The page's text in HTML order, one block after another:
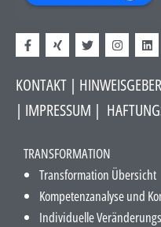
KONTAKT |
| IMPRESSUM |
TRANSFORMATION
Transformation Übersicht
Kompetenzanalyse und
Individuelle